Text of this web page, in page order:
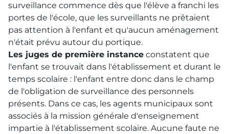
surveillance commence dès que l'élève a franchi les
portes de l'école, que les surveillants ne prêtaient
pas attention à l'enfant et qu'aucun aménagement
n'était prévu autour du portique.
Les juges de première instance constatent que
l'enfant se trouvait dans l'établissement et durant le
temps scolaire : l'enfant entre donc dans le champ
de l'obligation de surveillance des personnels
présents. Dans ce cas, les agents municipaux sont
associés à la mission générale d'enseignement
impartie à l'établissement scolaire. Aucune faute ne